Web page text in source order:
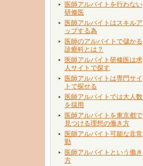
医師アルバイトを行わない
研修医
医師アルバイトはスキルア
ップする為
医師のアルバイトで儲かる
診療科とは？
医師アルバイト研修医は求
人サイトで探す
医師アルバイトは専門サイ
トで探せる
医師アルバイトでは大人数
を採用
医師アルバイトを東京都で
見つける理想の働き方
医師アルバイト可能な非常
勤
医師アルバイトという働き
方